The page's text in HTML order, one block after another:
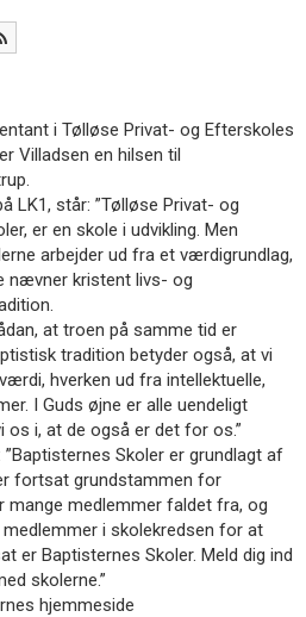
i Tølløse Privat- og Efterskoles
Villadsen en hilsen til
LK1, står: ”Tølløse Privat- og
er en skole i udvikling. Men
arbejder ud fra et værdigrundlag,
nævner kristent livs- og
at troen på samme tid er
tradition betyder også, at vi
hverken ud fra intellektuelle,
I Guds øjne er alle uendeligt
i, at de også er det for os.”
Skoler er grundlagt af
fortsat grundstammen for
mange medlemmer faldet fra, og
i skolekredsen for at
er Baptisternes Skoler. Meld dig ind
skolerne.”
hjemmeside